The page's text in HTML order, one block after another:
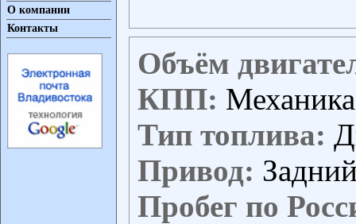
О компании
Контакты
Объём
КПП: Механика
Тип топлива:
Привод:
Пробег по